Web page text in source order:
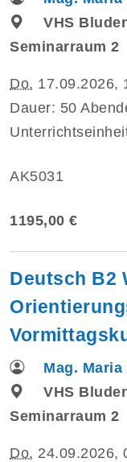
VHS
Seminarraum 2
Do. 17.09.2026,
Dauer: 50
AK5031
1195,00 €
Deutsch B2
Mag.
VHS
Seminarraum 2
Do. 24.09.2026,